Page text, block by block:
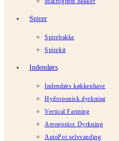
Spirer
Spirebakke
Spirekit
Indendørs
Indendørs køkkenhave
Hydroponisk dyrkning
Vertical Farming
Aeroponics Dyrkning
AutoPot selvvanding